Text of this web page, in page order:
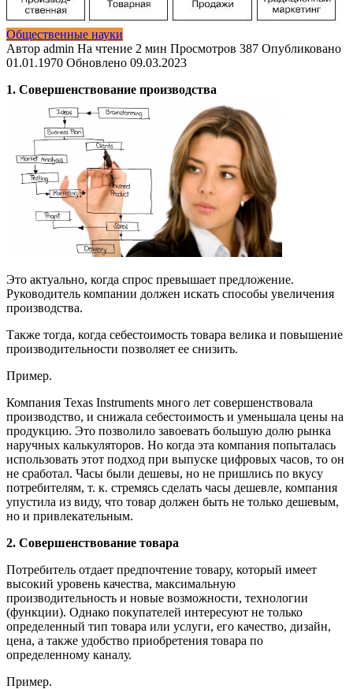
Общественные науки
Автор admin На чтение 2 мин Просмотров 387 Опубликовано
01.01.1970 Обновлено 09.03.2023
1. Совершенствование производства
Это актуально, когда спрос превышает предложение.
Руководитель компании должен искать способы увеличения
производства.
Также тогда, когда себестоимость товара велика и повышение
производительности позволяет ее снизить.
Пример.
Компания Texas Instruments много лет совершенствовала
производство, и снижала себестоимость и уменьшала цены на
продукцию. Это позволило завоевать большую долю рынка
наручных калькуляторов. Но когда эта компания попыталась
использовать этот подход при выпуске цифровых часов, то он
не сработал. Часы были дешевы, но не пришлись по вкусу
потребителям, т. к. стремясь сделать часы дешевле, компания
упустила из виду, что товар должен быть не только дешевым,
но и привлекательным.
2. Совершенствование товара
Потребитель отдает предпочтение товару, который имеет
высокий уровень качества, максимальную
производительность и новые возможности, технологии
(функции). Однако покупателей интересуют не только
определенный тип товара или услуги, его качество, дизайн,
цена, а также удобство приобретения товара по
определенному каналу.
Пример.